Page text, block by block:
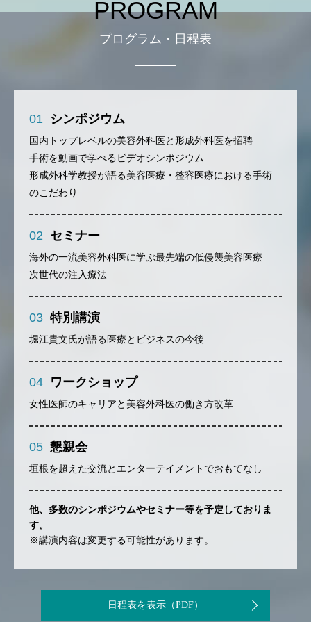
PROGRAM
プログラム・日程表
01 シンポジウム
国内トップレベルの美容外科医と形成外科医を招聘
手術を動画で学べるビデオシンポジウム
形成外科学教授が語る美容医療・整容医療における手術
のこだわり
02 セミナー
海外の一流美容外科医に学ぶ最先端の低侵襲美容医療
次世代の注入療法
03 特別講演
堀江貴文氏が語る医療とビジネスの今後
04 ワークショップ
女性医師のキャリアと美容外科医の働き方改革
05 懇親会
垣根を超えた交流とエンターテイメントでおもてなし
他、多数のシンポジウムやセミナー等を予定しておりま
す。
※講演内容は変更する可能性があります。
日程表を表示（PDF）